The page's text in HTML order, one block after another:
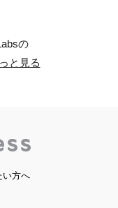
の
と見る
い方へ